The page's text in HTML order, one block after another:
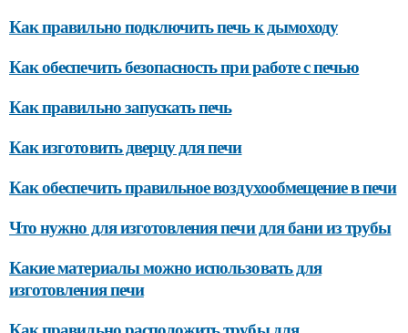
Как правильно подключить печь к дымоходу
Как обеспечить безопасность при работе с печью
Как правильно запускать печь
Как изготовить дверцу для печи
Как обеспечить правильное воздухообмещение в печи
Что нужно для изготовления печи для бани из трубы
Какие материалы можно использовать для
изготовления печи